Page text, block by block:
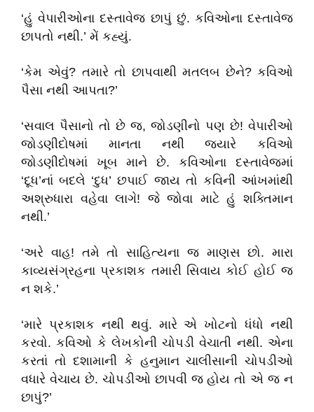
‘હું વેપારીઓના દસ્તાવેજ છાપું છું. કવિઓના દસ્તાવેજ
છાપતો નથી.’ મેં કહ્યું.
‘કેમ એવું? તમારે તો છાપવાથી મતલબ છેને? કવિઓ
પૈસા નથી આપતા?’
‘સવાલ પૈસાનો તો છે જ, જોડણીનો પણ છે! વેપારીઓ
જોડણીદોષમાં માનતા નથી જયારે કવિઓ
જોડણીદોષમાં ખૂબ માને છે. કવિઓના દસ્તાવેજમાં
‘દૂધ’નાં બદલે ‘દુધ’ છપાઈ જાય તો કવિની આંખમાંથી
અશ્રુધારા વહેવા લાગે! જે જોવા માટે હું શક્તિમાન
નથી.’
‘અરે વાહ! તમે તો સાહિત્યના જ માણસ છો. મારા
કાવ્યસંગ્રહના પ્રકાશક તમારી સિવાય કોઈ હોઈ જ
ન શકે.’
‘મારે પ્રકાશક નથી થવું. મારે એ ખોટનો ધંધો નથી
કરવો. કવિઓ કે લેખકોની ચોપડી વેચાતી નથી. એના
કરતાં તો દશામાની કે હનુમાન ચાલીસાની ચોપડીઓ
વધારે વેચાય છે. ચોપડીઓ છાપવી જ હોય તો એ જ ન
છાપું?’